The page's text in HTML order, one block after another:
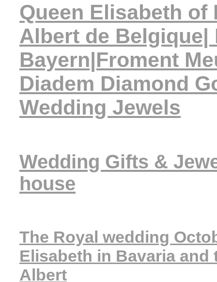
Queen Elisabeth
Albert de Belgique|
Bayern|Froment
Diadem Diamond
Wedding Jewels
Wedding Gifts &
house
The Royal wedding
Elisabeth in Bavaria
Albert